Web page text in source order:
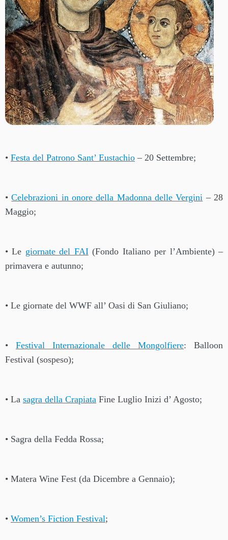
• Festa del Patrono Sant’ Eustachio – 20 Settembre;
•Celebrazioni in onore della Madonna delle Vergini – 28
Maggio;
• Le giornate del FAI(Fondo Italiano per l’Ambiente) –
primavera e autunno;
• Le giornate del WWF all’ Oasi di San Giuliano;
• Festival Internazionale delle Mongolfiere: Balloon
Festival (sospeso);
• La sagra della Crapiata Fine Luglio Inizi d’ Agosto;
• Sagra della Fedda Rossa;
• Matera Wine Fest (da Dicembre a Gennaio);
• Women’s Fiction Festival;